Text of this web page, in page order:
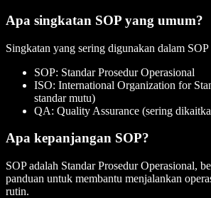
Apa singkatan SOP yang umum?
Singkatan yang sering digunakan dalam SOP
SOP: Standar Prosedur Operasional
ISO: International Organization for
standar mutu)
QA: Quality Assurance (sering
Apa kepanjangan SOP?
SOP adalah Standar Prosedur Operasional,
panduan untuk membantu menjalankan
rutin.